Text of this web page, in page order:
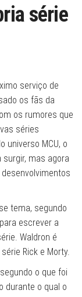
série
serviço de
os fãs da
os rumores que
séries
universo MCU, o
mas agora
tema, segundo
escrever a
Waldron é
Rick e Morty.
o que foi
durante o qual o